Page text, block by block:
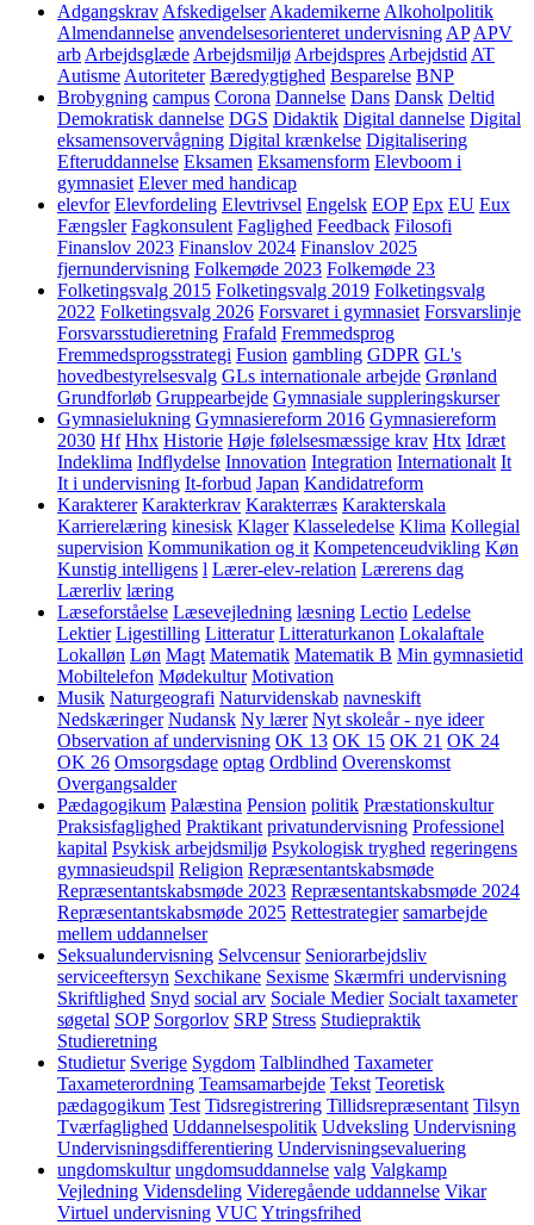
Adgangskrav Afskedigelser Akademikerne Alkoholpolitik
Almendannelse anvendelsesorienteret undervisning AP APV
arb Arbejdsglæde Arbejdsmiljø Arbejdspres Arbejdstid AT
Autisme Autoriteter Bæredygtighed Besparelse BNP
Brobygning campus Corona Dannelse Dans Dansk Deltid
Demokratisk dannelse DGS Didaktik Digital dannelse Digital
eksamensovervågning Digital krænkelse Digitalisering
Efteruddannelse Eksamen Eksamensform Elevboom i
gymnasiet Elever med handicap
elevfor Elevfordeling Elevtrivsel Engelsk EOP Epx EU Eux
Fængsler Fagkonsulent Faglighed Feedback Filosofi
Finanslov 2023 Finanslov 2024 Finanslov 2025
fjernundervisning Folkemøde 2023 Folkemøde 23
Folketingsvalg 2015 Folketingsvalg 2019 Folketingsvalg
2022 Folketingsvalg 2026 Forsvaret i gymnasiet Forsvarslinje
Forsvarsstudieretning Frafald Fremmedsprog
Fremmedsprogsstrategi Fusion gambling GDPR GL's
hovedbestyrelsesvalg GLs internationale arbejde Grønland
Grundforløb Gruppearbejde Gymnasiale suppleringskurser
Gymnasielukning Gymnasiereform 2016 Gymnasiereform
2030 Hf Hhx Historie Høje følelsesmæssige krav Htx Idræt
Indeklima Indflydelse Innovation Integration Internationalt It
It i undervisning It-forbud Japan Kandidatreform
Karakterer Karakterkrav Karakterræs Karakterskala
Karrierelæring kinesisk Klager Klasseledelse Klima Kollegial
supervision Kommunikation og it Kompetenceudvikling Køn
Kunstig intelligens l Lærer-elev-relation Lærerens dag
Lærerliv læring
Læseforståelse Læsevejledning læsning Lectio Ledelse
Lektier Ligestilling Litteratur Litteraturkanon Lokalaftale
Lokalløn Løn Magt Matematik Matematik B Min gymnasietid
Mobiltelefon Mødekultur Motivation
Musik Naturgeografi Naturvidenskab navneskift
Nedskæringer Nudansk Ny lærer Nyt skoleår - nye ideer
Observation af undervisning OK 13 OK 15 OK 21 OK 24
OK 26 Omsorgsdage optag Ordblind Overenskomst
Overgangsalder
Pædagogikum Palæstina Pension politik Præstationskultur
Praksisfaglighed Praktikant privatundervisning Professionel
kapital Psykisk arbejdsmiljø Psykologisk tryghed regeringens
gymnasieudspil Religion Repræsentantskabsmøde
Repræsentantskabsmøde 2023 Repræsentantskabsmøde 2024
Repræsentantskabsmøde 2025 Rettestrategier samarbejde
mellem uddannelser
Seksualundervisning Selvcensur Seniorarbejdsliv
serviceeftersyn Sexchikane Sexisme Skærmfri undervisning
Skriftlighed Snyd social arv Sociale Medier Socialt taxameter
søgetal SOP Sorgorlov SRP Stress Studiepraktik
Studieretning
Studietur Sverige Sygdom Talblindhed Taxameter
Taxameterordning Teamsamarbejde Tekst Teoretisk
pædagogikum Test Tidsregistrering Tillidsrepræsentant Tilsyn
Tværfaglighed Uddannelsespolitik Udveksling Undervisning
Undervisningsdifferentiering Undervisningsevaluering
ungdomskultur ungdomsuddannelse valg Valgkamp
Vejledning Vidensdeling Videregående uddannelse Vikar
Virtuel undervisning VUC Ytringsfrihed